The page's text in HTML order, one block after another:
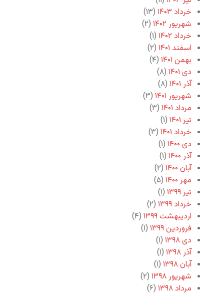
خرداد ۱۴۰۳
(۱۳)
شهریور ۱۴۰۲
(۲)
خرداد ۱۴۰۲
(۱)
اسفند ۱۴۰۱
(۲)
بهمن ۱۴۰۱
(۴)
دی ۱۴۰۱
(۸)
آذر ۱۴۰۱
(۸)
شهریور ۱۴۰۱
(۳)
مرداد ۱۴۰۱
(۳)
تیر ۱۴۰۱
(۱)
خرداد ۱۴۰۱
(۳)
دی ۱۴۰۰
(۱)
آذر ۱۴۰۰
(۱)
آبان ۱۴۰۰
(۲)
مهر ۱۴۰۰
(۵)
تیر ۱۳۹۹
(۱)
خرداد ۱۳۹۹
(۲)
اردیبهشت ۱۳۹۹
(۴)
فروردین ۱۳۹۹
(۱)
دی ۱۳۹۸
(۱)
آذر ۱۳۹۸
(۱)
آبان ۱۳۹۸
(۱)
شهریور ۱۳۹۸
(۲)
مرداد ۱۳۹۸
(۶)